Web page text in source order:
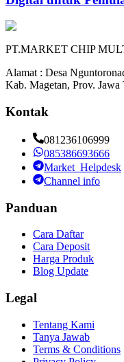
PT.MARKET CHIP
Alamat : Desa
Kab. Magetan, Prov. Jawa
Kontak
081236106999
085386693666
Market_Helpdesk
Channel info
Panduan
Cara Daftar
Cara Deposit
Harga Produk
Blog Update
Legal
Tentang Kami
Tanya Jawab
Terms & Conditions